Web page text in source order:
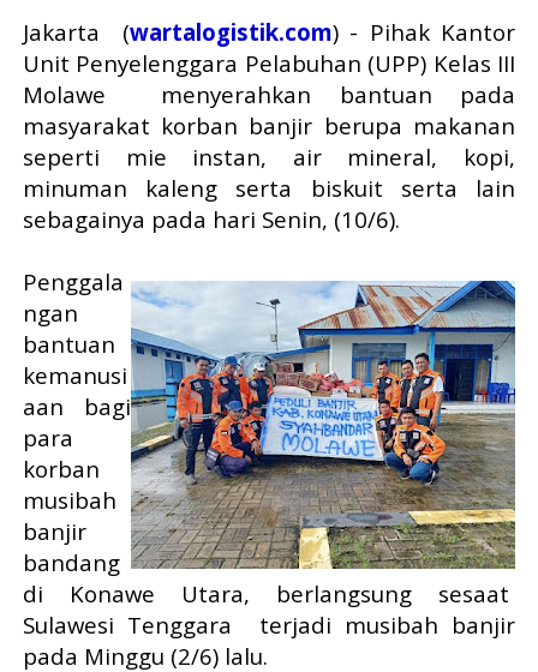
Jakarta (wartalogistik.com) - Pihak Kantor
Unit Penyelenggara Pelabuhan (UPP) Kelas III
Molawe menyerahkan bantuan pada
masyarakat korban banjir berupa makanan
seperti mie instan, air mineral, kopi,
minuman kaleng serta biskuit serta lain
sebagainya pada hari Senin, (10/6).
Penggala
ngan
bantuan
kemanusi
aan bagi
para
korban
musibah
banjir
bandang
di Konawe Utara, berlangsung sesaat
Sulawesi Tenggara terjadi musibah banjir
pada Minggu (2/6) lalu.